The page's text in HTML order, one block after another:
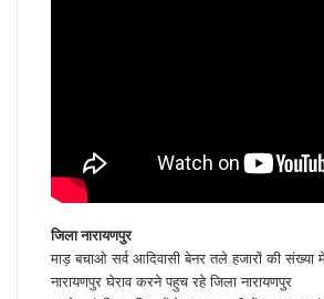
जिला नारायणपुर
माड़ बचाओ सर्व आदिवासी बेनर तले हजारों की
नारायणपुर घेराव करने पहुच रहे जिला नारायणपुर